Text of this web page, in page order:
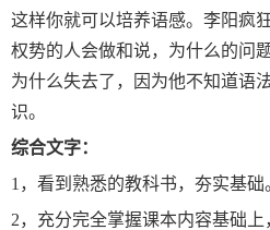
这样你就可以培养语感。李阳疯
权势的人会做和说，为什么的问
为什么失去了，因为他不知道语
识。
综合文字：
1，看到熟悉的教科书，夯实基础
2，充分完全掌握课本内容基础